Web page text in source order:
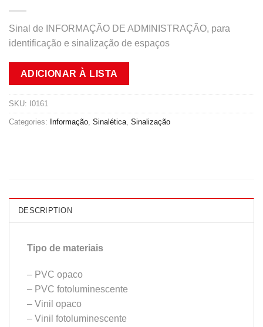
Sinal de INFORMAÇÃO DE ADMINISTRAÇÃO, para
identificação e sinalização de espaços
ADICIONAR À LISTA
SKU: I0161
Categories: Informação Sinalética Sinalização
DESCRIPTION
Tipo de materiais
– PVC opaco
– PVC fotoluminescente
– Vinil opaco
– Vinil fotoluminescente